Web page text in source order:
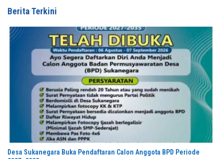
Berita Terkini
Desa Sukanegara Buka Pendaftaran Calon Anggota BPD Periode